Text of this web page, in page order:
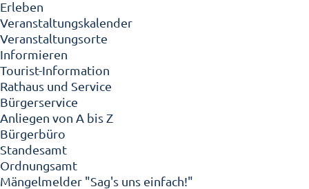
Erleben
Veranstaltungskalender
Veranstaltungsorte
Informieren
Tourist-Information
Rathaus und Service
Bürgerservice
Anliegen von A bis Z
Bürgerbüro
Standesamt
Ordnungsamt
Mängelmelder "Sag's uns einfach!"